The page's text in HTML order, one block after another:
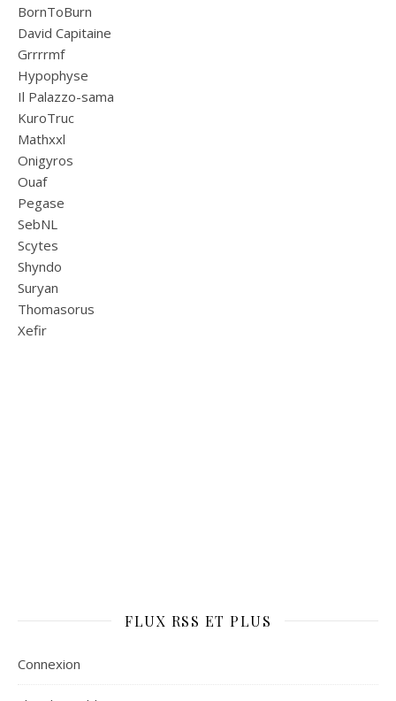
BornToBurn
David Capitaine
Grrrrmf
Hypophyse
Il Palazzo-sama
KuroTruc
Mathxxl
Onigyros
Ouaf
Pegase
SebNL
Scytes
Shyndo
Suryan
Thomasorus
Xefir
FLUX RSS ET PLUS
Connexion